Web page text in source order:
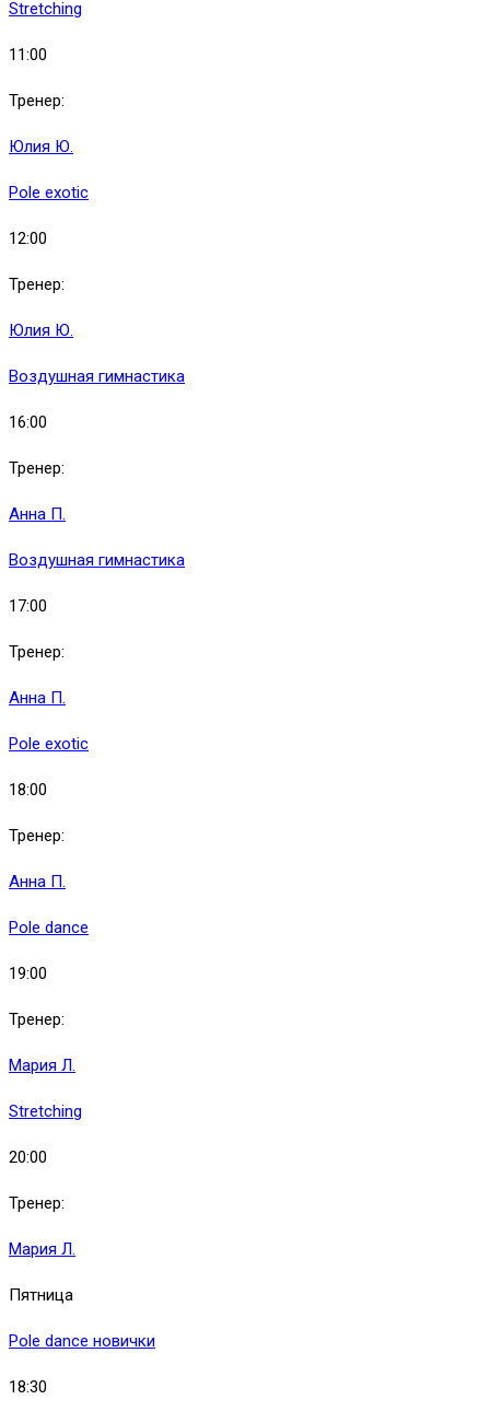
Stretching
11:00
Тренер:
Юлия Ю.
Pole exotic
12:00
Тренер:
Юлия Ю.
Воздушная гимнастика
16:00
Тренер:
Анна П.
Воздушная гимнастика
17:00
Тренер:
Анна П.
Pole exotic
18:00
Тренер:
Анна П.
Pole dance
19:00
Тренер:
Мария Л.
Stretching
20:00
Тренер:
Мария Л.
Пятница
Pole dance новички
18:30